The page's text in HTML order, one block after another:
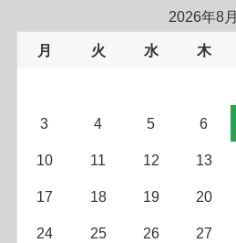
ー
2026年8月
月 火 水 木
3 4 5 6
10 11 12 13
17 18 19 20
24 25 26 27